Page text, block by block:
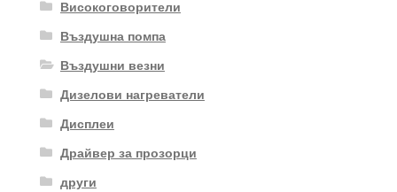
Високоговорители
Въздушна помпа
Въздушни везни
Дизелови нагреватели
Дисплеи
Драйвер за прозорци
други